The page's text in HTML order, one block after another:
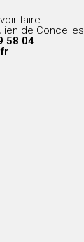
faire
de Concelles
58 04